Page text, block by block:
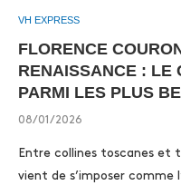
VH EXPRESS
FLORENCE
RENAISSANCE : LE
PARMI LES PLUS
08/01/2026
Entre collines toscanes et
vient de s’imposer comme